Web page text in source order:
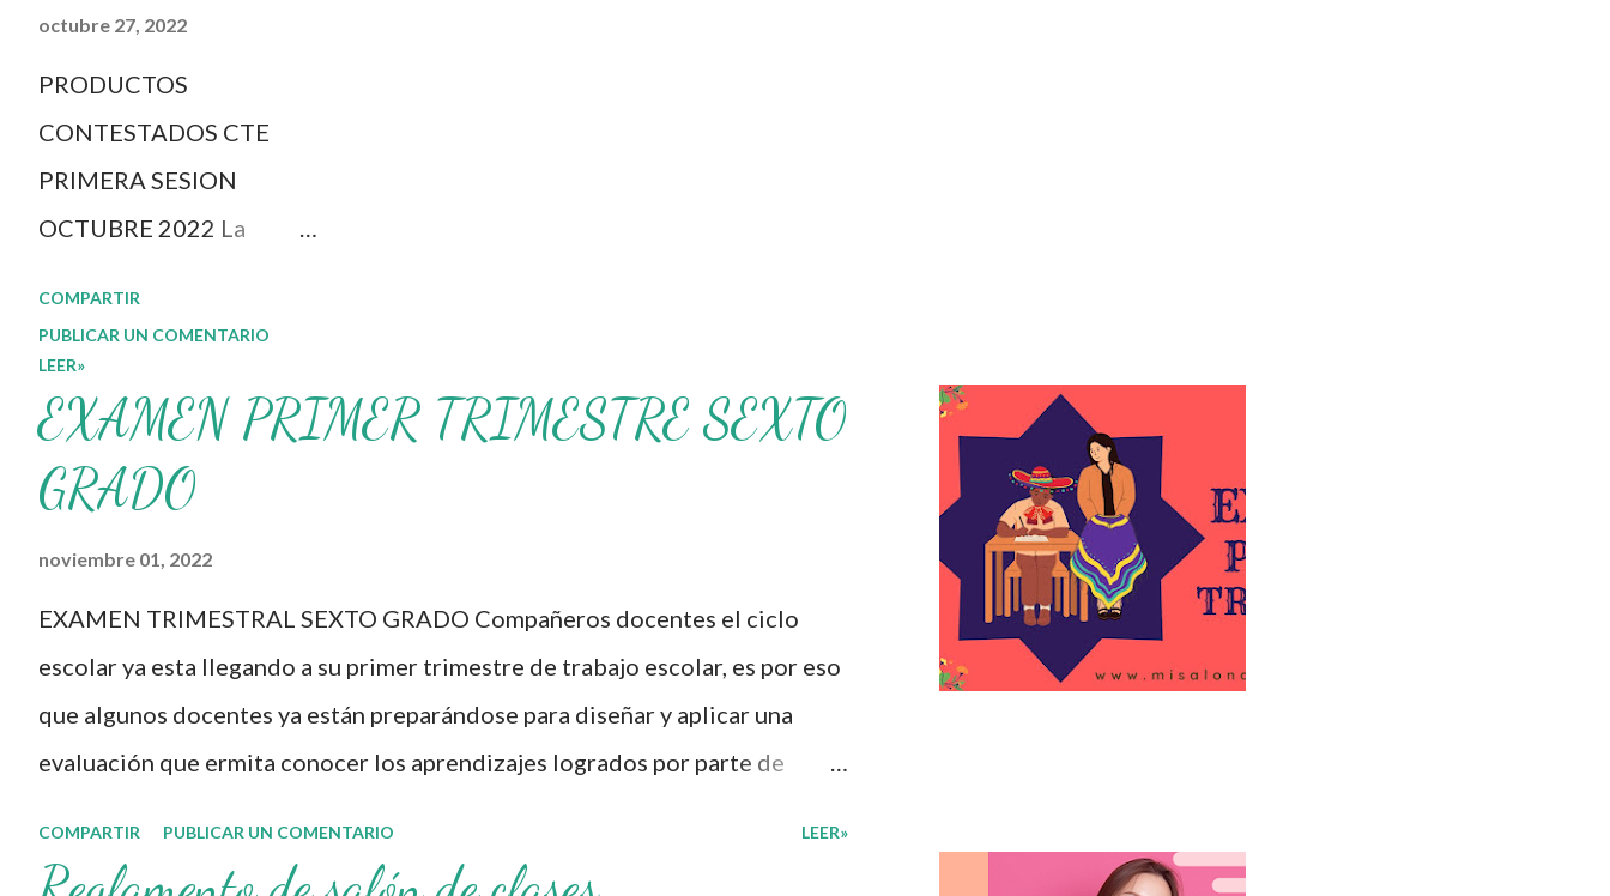
octubre 27, 2022
PRODUCTOS
CONTESTADOS CTE
PRIMERA SESION
OCTUBRE 2022 La
Taller Intensivo de
Formación Continua para
Docentes y sus
materiales, se
transforman,
entretejiendo los
procesos de formación y
de gestión, sin
distinguirlos por
momentos, y transitando
COMPARTIR
PUBLICAR UN COMENTARIO
LEER»
EXAMEN PRIMER TRIMESTRE SEXTO
GRADO
noviembre 01, 2022
EXAMEN TRIMESTRAL SEXTO GRADO Compañeros docentes el ciclo
escolar ya esta llegando a su primer trimestre de trabajo escolar, es por eso
que algunos docentes ya están preparándose para diseñar y aplicar una
evaluación que ermita conocer los aprendizajes logrados por parte de
evaluar las diferentes asignaturas que sus alumnos cursaron durante este
COMPARTIR PUBLICAR UN COMENTARIO LEER»